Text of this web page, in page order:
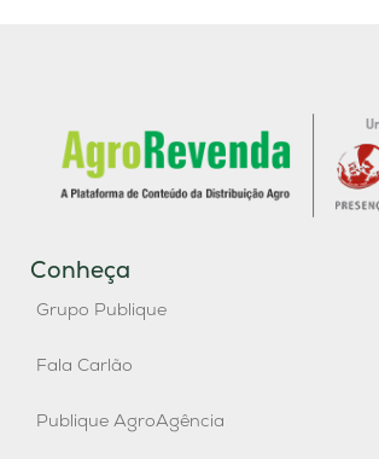
Conheça
Grupo Publique
Fala Carlão
Publique AgroAgência